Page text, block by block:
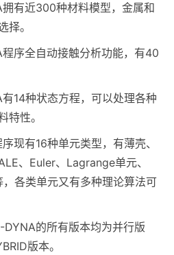
有近300种材料模型，金属和
择。
序全自动接触分析功能，有40
14种状态方程，可以处理各种
特性。
现有16种单元类型，有薄壳、
、Euler、Lagrange单元、
各类单元又有多种理论算法可
的所有版本均为并行版
版本。